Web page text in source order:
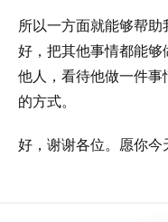
所以一方面就能够帮
好，把其他事情都能
他人，看待他做一件
的方式。
好，谢谢各位。愿你今